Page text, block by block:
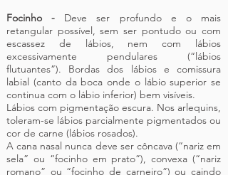
Focinho - Deve ser profundo e o mais
retangular possível, sem ser pontudo ou com
escassez de lábios, nem com lábios
excessivamente pendulares (“lábios
flutuantes”). Bordas dos lábios e comissura
labial (canto da boca onde o lábio superior se
continua com o lábio inferior) bem visíveis.
Lábios com pigmentação escura. Nos arlequins,
toleram-se lábios parcialmente pigmentados ou
cor de carne (lábios rosados).
A cana nasal nunca deve ser côncava (“nariz em
sela” ou “focinho em prato”), convexa (“nariz
romano” ou “focinho de carneiro”) ou caindo